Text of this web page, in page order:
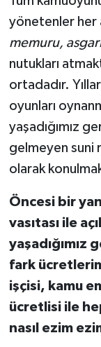
yönetenler her
memuru,
nutukları
ortadadır.
oyunları
yaşadığımız
gelmeyen suni
olarak
Öncesi bir
vasıtası ile
yaşadığımız
fark
işçisi, kamu
ücretlisi ile
nasıl ezim